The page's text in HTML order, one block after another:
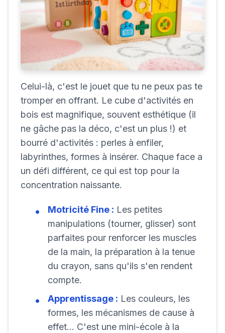
Celui-là, c'est le jouet que tu ne peux pas te
tromper en offrant. Le cube d'activités en
bois est magnifique, souvent esthétique (il
ne gâche pas la déco, c'est un plus !) et
bourré d'activités : perles à enfiler,
labyrinthes, formes à insérer. Chaque face a
un défi différent, ce qui est top pour la
concentration naissante.
Motricité Fine : Les petites
manipulations (tourner, glisser) sont
parfaites pour renforcer les muscles
de la main, la préparation à la tenue
du crayon, sans qu'ils s'en rendent
compte.
Apprentissage : Les couleurs, les
formes, les mécanismes de cause à
effet... C'est une mini-école à la